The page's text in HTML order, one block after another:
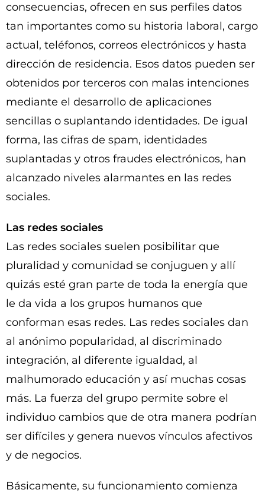
consecuencias, ofrecen en sus perfiles datos
tan importantes como su historia laboral, cargo
actual, teléfonos, correos electrónicos y hasta
dirección de residencia. Esos datos pueden ser
obtenidos por terceros con malas intenciones
mediante el desarrollo de aplicaciones
sencillas o suplantando identidades. De igual
forma, las cifras de spam, identidades
suplantadas y otros fraudes electrónicos, han
alcanzado niveles alarmantes en las redes
sociales.
Las redes sociales
Las redes sociales suelen posibilitar que
pluralidad y comunidad se conjuguen y allí
quizás esté gran parte de toda la energía que
le da vida a los grupos humanos que
conforman esas redes. Las redes sociales dan
al anónimo popularidad, al discriminado
integración, al diferente igualdad, al
malhumorado educación y así muchas cosas
más. La fuerza del grupo permite sobre el
individuo cambios que de otra manera podrían
ser difíciles y genera nuevos vínculos afectivos
y de negocios.
Básicamente, su funcionamiento comienza